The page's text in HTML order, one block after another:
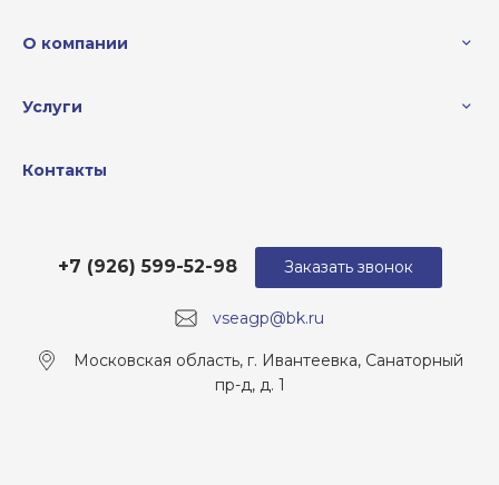
О компании
Услуги
Контакты
vseagp@bk.ru
+7 (926) 599-52-98
Московская область, г. Ивантеевка, Санаторный
пр-д, д. 1
Заказать звонок